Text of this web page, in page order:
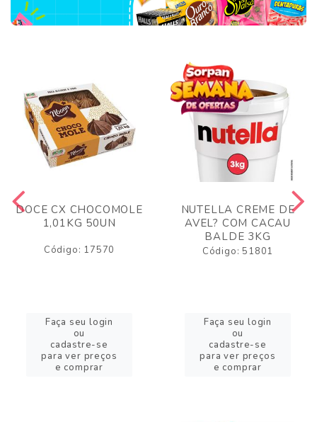
DOCE CX CHOCOMOLE
1,01KG 50UN
Código: 17570
Faça seu login
ou
cadastre-se
para ver preços
e comprar
NUTELLA CREME DE
AVEL? COM CACAU
BALDE 3KG
Código: 51801
Faça seu login
ou
cadastre-se
para ver preços
e comprar